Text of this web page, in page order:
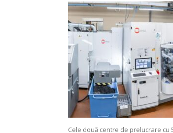
Cele două centre de prelucrare cu